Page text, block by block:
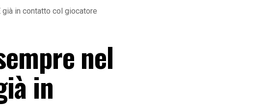
già in contatto col giocatore
nel
in